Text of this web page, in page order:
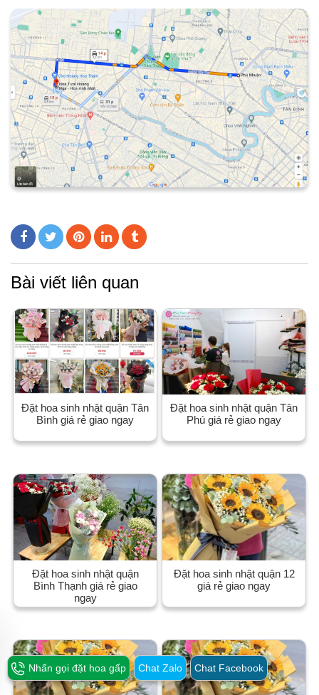
Bài viết liên quan
Đặt hoa sinh nhật quận Tân
Bình giá rẻ giao ngay
Đặt hoa sinh nhật quận Tân
Phú giá rẻ giao ngay
Đặt hoa sinh nhật quận
Bình Thạnh giá rẻ giao
ngay
Đặt hoa sinh nhật quận 12
giá rẻ giao ngay
Nhấn gọi đặt hoa gấp Chat Zalo Chat Facebook